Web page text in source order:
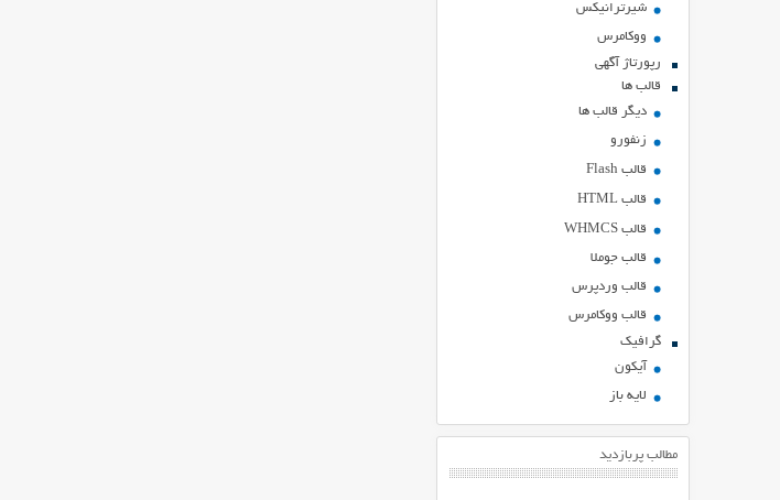
شیرترانیکس
ووکامرس
رپورتاژ آگهی
قالب ها
دیگر قالب ها
زنفورو
قالب Flash
قالب HTML
قالب WHMCS
قالب جوملا
قالب وردپرس
قالب ووکامرس
گرافیک
آیکون
لایه باز
مطالب پربازدید